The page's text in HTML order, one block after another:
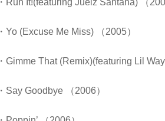
・Yo (Excuse Me Miss) （2005）
・Gimme That (Remix)(featuring Lil
・Say Goodbye （2006）